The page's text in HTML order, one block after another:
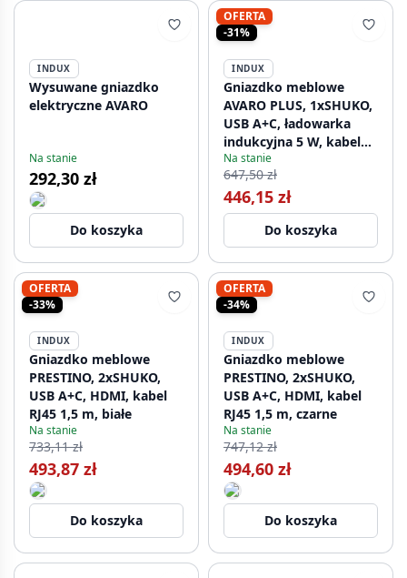
INDUX
Wysuwane gniazdko
elektryczne AVARO
Na stanie
292,30 zł
Do koszyka
OFERTA
-31%
INDUX
Gniazdko meblowe
AVARO PLUS, 1xSHUKO,
USB A+C, ładowarka
indukcyjna 5 W, kabel
1,5 m, czarne
Na stanie
647,50 zł
446,15 zł
Do koszyka
OFERTA
-33%
INDUX
Gniazdko meblowe
PRESTINO, 2xSHUKO,
USB A+C, HDMI, kabel
RJ45 1,5 m, białe
Na stanie
733,11 zł
493,87 zł
Do koszyka
OFERTA
-34%
INDUX
Gniazdko meblowe
PRESTINO, 2xSHUKO,
USB A+C, HDMI, kabel
RJ45 1,5 m, czarne
Na stanie
747,12 zł
494,60 zł
Do koszyka